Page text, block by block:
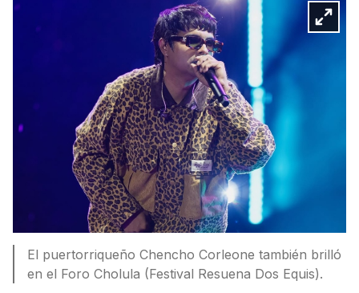
El puertorriqueño Chencho Corleone también brilló
en el Foro Cholula (Festival Resuena Dos Equis).